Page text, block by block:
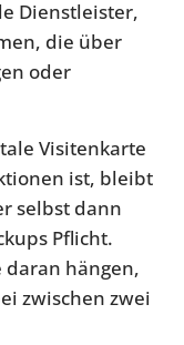
Dienstleister,
die über
oder
Visitenkarte
ist, bleibt
selbst dann
Pflicht.
daran hängen,
zwischen zwei